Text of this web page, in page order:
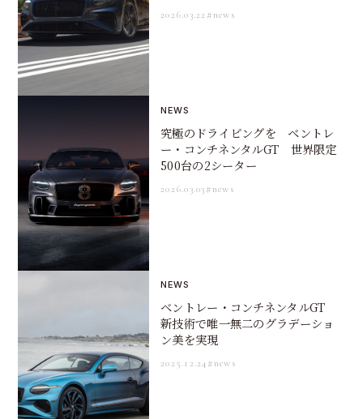
2026.03.22#news
NEWS
究極のドライビングを ベントレ
ー・コンチネンタルGT 世界限定
500台の2シーター
2026.03.03#news
NEWS
ベントレー・コンチネンタルGT
新技術で唯一無二のグラデーショ
ン美を実現
2025.12.24#news